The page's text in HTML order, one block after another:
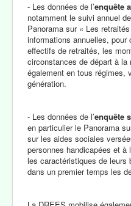
- Les données de l’enquête
notamment le suivi annuel
Panorama sur « Les
informations annuelles,
effectifs de retraités, les
circonstances de départ à
également en tous régimes,
génération.
- Les données de l’enquête
en particulier le Panorama
sur les aides sociales
personnes handicapées et
les caractéristiques de leurs
dans un premier temps les